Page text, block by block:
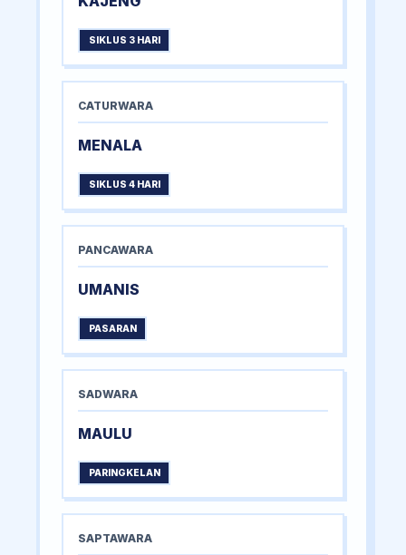
SIKLUS 3 HARI
CATURWARA
MENALA
SIKLUS 4 HARI
PANCAWARA
UMANIS
PASARAN
SADWARA
MAULU
PARINGKELAN
SAPTAWARA